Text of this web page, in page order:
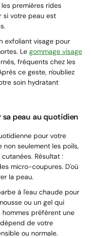
premières rides
si votre peau est
exfoliant visage pour
Le gommage visage
fréquents chez les
ce geste, n'oubliez
soin hydratant
sa peau au quotidien
pour votre
non seulement les poils,
Résultat :
micro-coupures. D'où
la peau.
à l'eau chaude pour
ou un gel qui
préfèrent une
de votre
ou normale.